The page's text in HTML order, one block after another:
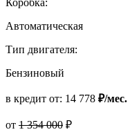
Коробка:
Автоматическая
Тип двигателя:
Бензиновый
в кредит от: 14 778 ₽/мес.
от 1 354 000 ₽